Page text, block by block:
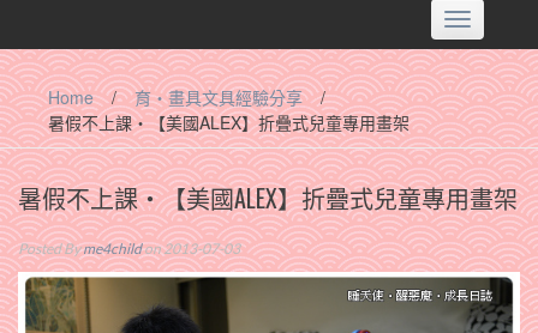
Toggle
navigation
Home / 育‧畫具文具經驗分享
/
暑假不上課‧【美國ALEX】折疊式兒童專用畫架
暑假不上課‧【美國ALEX】折疊式兒童專用畫架
Posted Byme4childon 2013-07-03